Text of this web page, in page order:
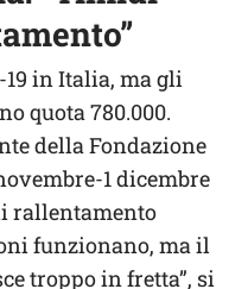
in Italia, ma gli
quota 780.000.
della Fondazione
1 dicembre
rallentamento
funzionano, ma il
troppo in fretta”, si